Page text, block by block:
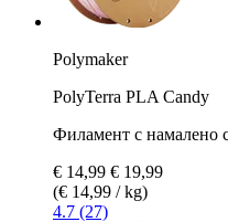
Polymaker
PolyTerra PLA Candy
Филамент с намалено
€ 14,99 € 19,99
(€ 14,99 / kg)
4.7 (27)